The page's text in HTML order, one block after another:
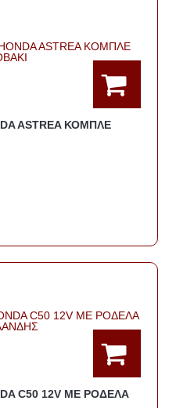
ASTREA ΚΟΜΠΛΕ
C50 12V ΜΕ ΡΟΔΕΛΑ